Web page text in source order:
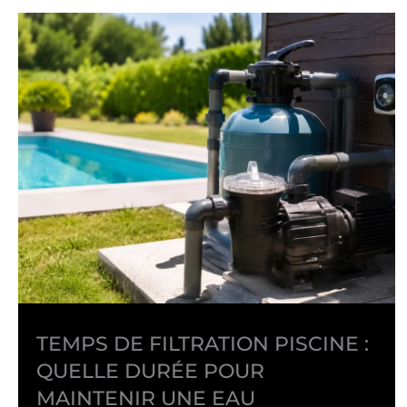
TEMPS DE FILTRATION PISCINE :
QUELLE DURÉE POUR
MAINTENIR UNE EAU